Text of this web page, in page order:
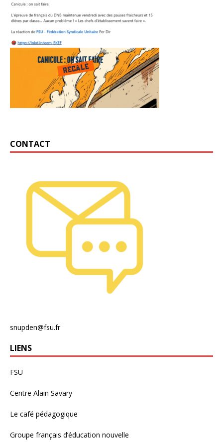
CONTACT
snupden@fsu.fr
LIENS
FSU
Centre Alain Savary
Le café pédagogique
Groupe français d’éducation nouvelle